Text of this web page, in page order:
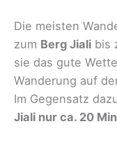
Die meisten
zum Berg Jiali bis
sie das gute
Wanderung auf
Im Gegensatz
Jiali nur ca. 20